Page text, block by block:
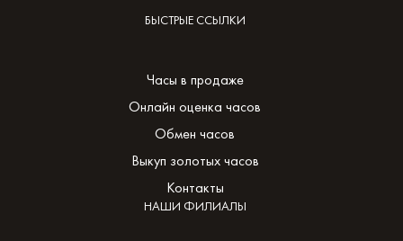
БЫСТРЫЕ ССЫЛКИ
Часы в продаже
Онлайн оценка часов
Обмен часов
Выкуп золотых часов
Контакты
НАШИ ФИЛИАЛЫ